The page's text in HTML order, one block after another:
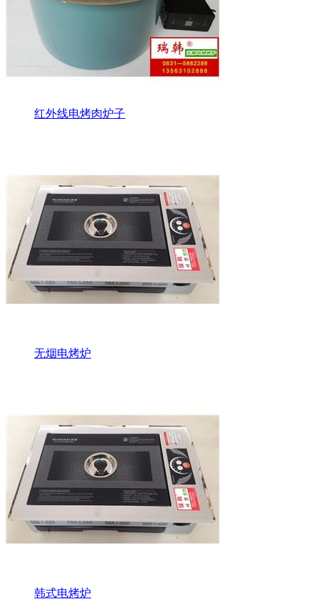
红外线电烤肉炉子
无烟电烤炉
韩式电烤炉